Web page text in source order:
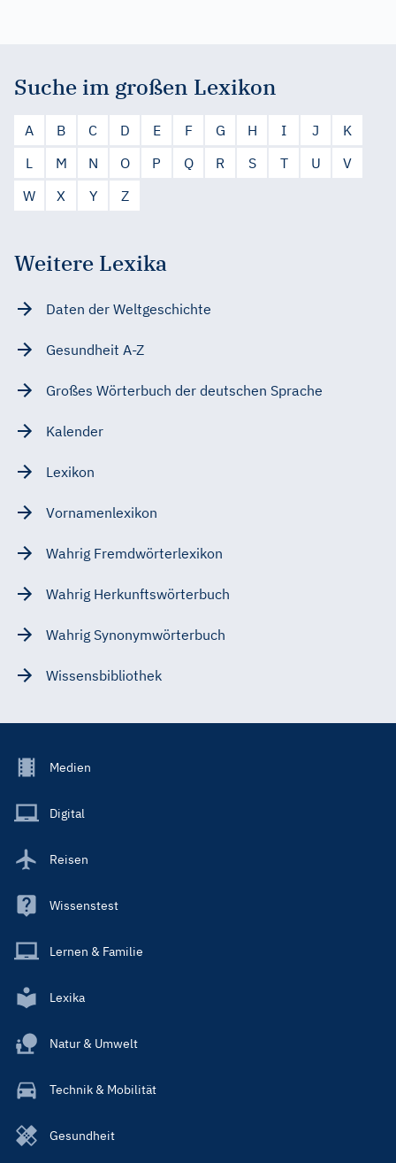
Suche im großen Lexikon
A B C D E F G H I J
K
L
M N O P Q R S T U
V
W
X Y Z
Weitere Lexika
Daten der Weltgeschichte
Gesundheit A-Z
Großes Wörterbuch der deutschen Sprache
Kalender
Lexikon
Vornamenlexikon
Wahrig Fremdwörterlexikon
Wahrig Herkunftswörterbuch
Wahrig Synonymwörterbuch
Wissensbibliothek
Footer
Main
Medien
Digital
Reisen
Wissenstest
Lernen & Familie
Lexika
Natur & Umwelt
Technik & Mobilität
Gesundheit